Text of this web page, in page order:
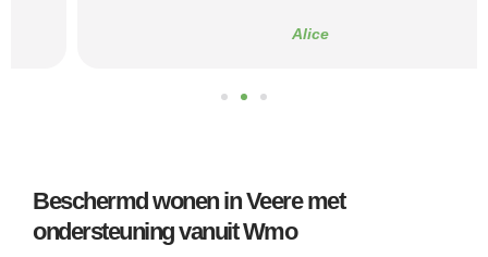
Beschermd wonen in Veere met
ondersteuning vanuit Wmo